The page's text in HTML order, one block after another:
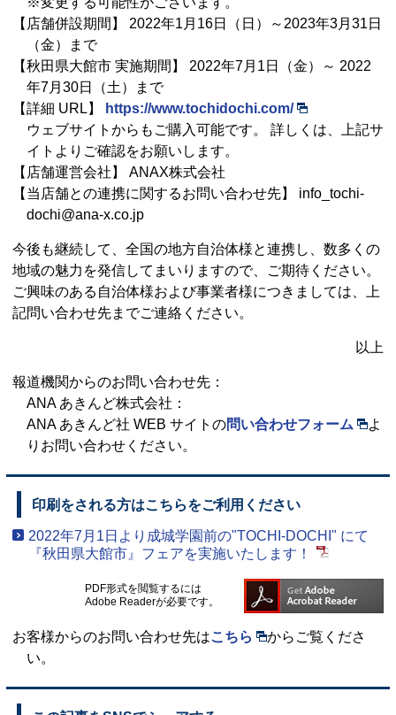
【店舗併設期間】 2022年1月16日（日）～2023年3月31日
（金）まで
【秋田県大館市 実施期間】 2022年7月1日（金）～ 2022
年7月30日（土）まで
【詳細 URL】
https://www.tochidochi.com/
ウェブサイトからもご購入可能です。 詳しくは、上記サ
イトよりご確認をお願いします。
【店舗運営会社】 ANAX株式会社
【当店舗との連携に関するお問い合わせ先】 info_tochi-
dochi@ana-x.co.jp
今後も継続して、全国の地方自治体様と連携し、数多くの
地域の魅力を発信してまいりますので、ご期待ください。
ご興味のある自治体様および事業者様につきましては、上
記問い合わせ先までご連絡ください。
以上
報道機関からのお問い合わせ先：
ANA あきんど株式会社：
ANA あきんど社 WEB サイトの問い合わせフォーム
よ
りお問い合わせください。
印刷をされる方はこちらをご利用ください
2022年7月1日より成城学園前の"TOCHI-DOCHI" にて
『秋田県大館市』フェアを実施いたします！
PDF形式を閲覧するには
Adobe Readerが必要です。
お客様からのお問い合わせ先はこちら
からご覧くださ
い。